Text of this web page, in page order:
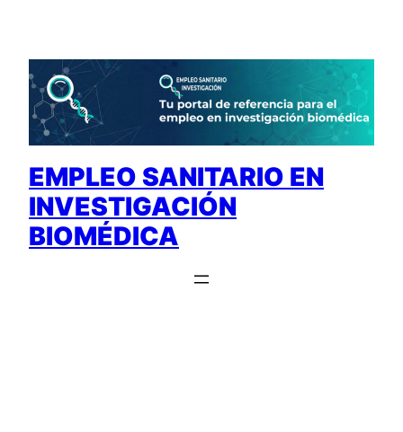
contenido
EMPLEO SANITARIO EN
INVESTIGACIÓN
BIOMÉDICA